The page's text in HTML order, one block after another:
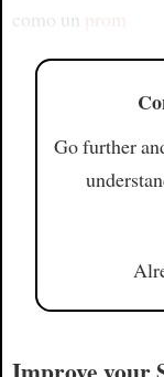
como un prom
Go further